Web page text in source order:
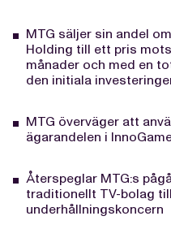
MTG säljer sin andel
Holding till ett pris
månader och med en
den initiala
MTG överväger att
ägarandelen i
Återspeglar MTG:s
traditionellt TV-bolag
underhållningskoncern